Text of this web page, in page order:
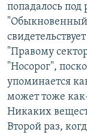
попадалось
"Правому
"Носорог",
упоминается
может тоже
Никаких
Второй раз,